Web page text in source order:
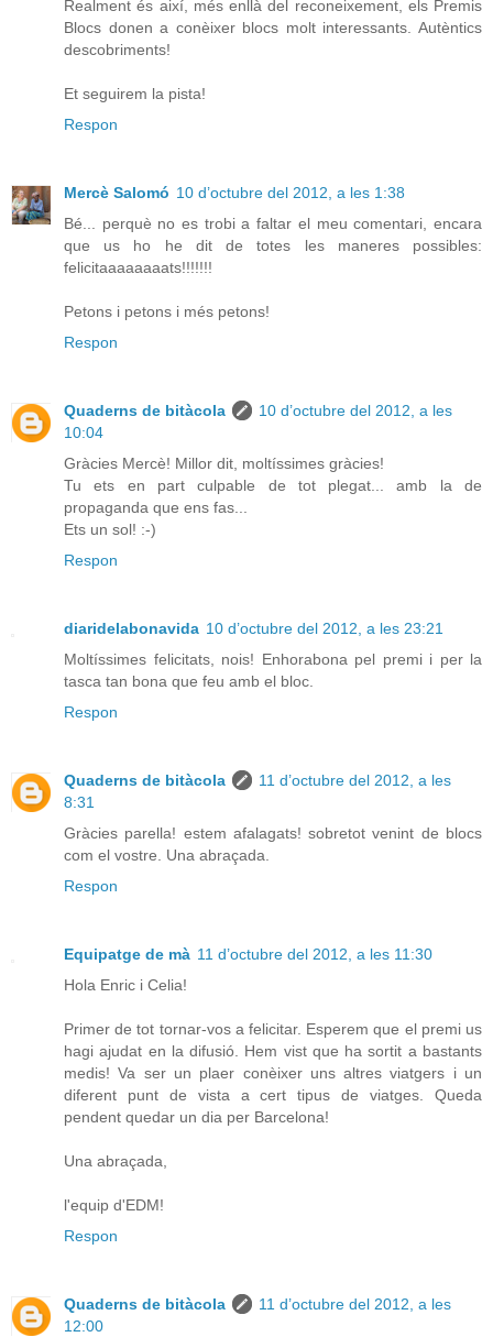
Realment és així, més enllà del reconeixement, els Premis
Blocs donen a conèixer blocs molt interessants. Autèntics
descobriments!
Et seguirem la pista!
Respon
Mercè Salomó 10 d’octubre del 2012, a les 1:38
Bé... perquè no es trobi a faltar el meu comentari, encara
que us ho he dit de totes les maneres possibles:
felicitaaaaaaaats!!!!!!!
Petons i petons i més petons!
Respon
Quaderns de bitàcola
10 d’octubre del 2012, a les
10:04
Gràcies Mercè! Millor dit, moltíssimes gràcies!
Tu ets en part culpable de tot plegat... amb la de
propaganda que ens fas...
Ets un sol! :-)
Respon
diaridelabonavida 10 d’octubre del 2012, a les 23:21
Moltíssimes felicitats, nois! Enhorabona pel premi i per la
tasca tan bona que feu amb el bloc.
Respon
Quaderns de bitàcola
11 d’octubre del 2012, a les
8:31
Gràcies parella! estem afalagats! sobretot venint de blocs
com el vostre. Una abraçada.
Respon
Equipatge de mà 11 d’octubre del 2012, a les 11:30
Hola Enric i Celia!
Primer de tot tornar-vos a felicitar. Esperem que el premi us
hagi ajudat en la difusió. Hem vist que ha sortit a bastants
medis! Va ser un plaer conèixer uns altres viatgers i un
diferent punt de vista a cert tipus de viatges. Queda
pendent quedar un dia per Barcelona!
Una abraçada,
l'equip d'EDM!
Respon
Quaderns de bitàcola
11 d’octubre del 2012, a les
12:00